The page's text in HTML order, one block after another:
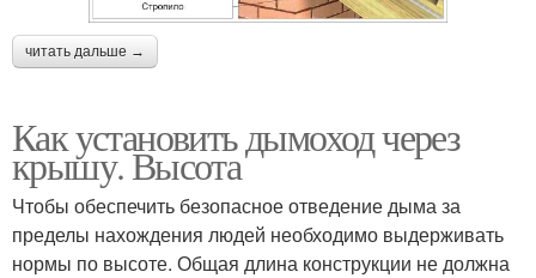
читать дальше →
Как установить дымоход через
крышу. Высота
Чтобы обеспечить безопасное отведение дыма за
пределы нахождения людей необходимо выдерживать
нормы по высоте. Общая длина конструкции не должна